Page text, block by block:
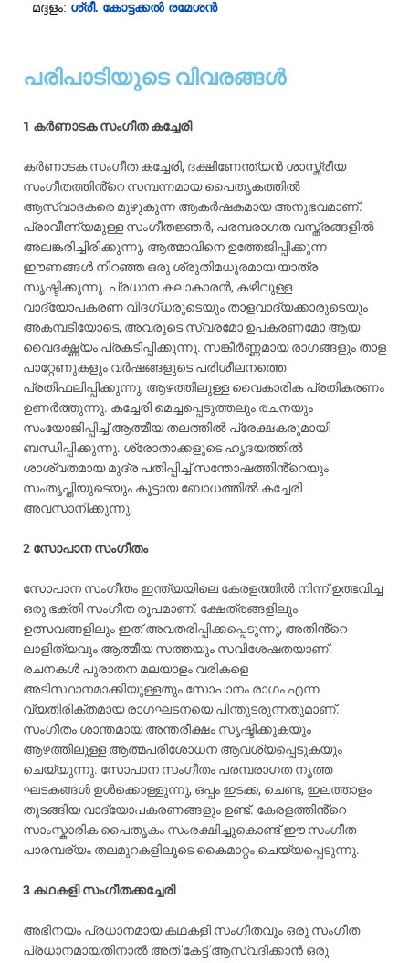
മദ്ദളം: ശ്രീ. കോട്ടക്കൽ രമേശൻ
പരിപാടിയുടെ വിവരങ്ങൾ
1 കർണാടക സംഗീത കച്ചേരി
കർണാടക സംഗീത കച്ചേരി, ദക്ഷിണേന്ത്യൻ ശാസ്ത്രീയ
സംഗീതത്തിൻ്റെ സമ്പന്നമായ പൈതൃകത്തിൽ
ആസ്വാദകരെ മുഴുകുന്ന ആകർഷകമായ അനുഭവമാണ്.
പ്രാവീണ്യമുള്ള സംഗീതജ്ഞർ, പരമ്പരാഗത വസ്ത്രങ്ങളിൽ
അലങ്കരിച്ചിരിക്കുന്നു, ആത്മാവിനെ ഉത്തേജിപ്പിക്കുന്ന
ഈണങ്ങൾ നിറഞ്ഞ ഒരു ശ്രുതിമധുരമായ യാത്ര
സൃഷ്ടിക്കുന്നു. പ്രധാന കലാകാരൻ, കഴിവുള്ള
വാദ്യോപകരണ വിദഗ്ധരുടെയും താളവാദ്യക്കാരുടെയും
അകമ്പടിയോടെ, അവരുടെ സ്വരമോ ഉപകരണമോ ആയ
വൈദഗ്ദ്ധ്യം പ്രകടിപ്പിക്കുന്നു. സങ്കീർണ്ണമായ രാഗങ്ങളും താള
പാറ്റേണുകളും വർഷങ്ങളുടെ പരിശീലനത്തെ
പ്രതിഫലിപ്പിക്കുന്നു, ആഴത്തിലുള്ള വൈകാരിക പ്രതികരണം
ഉണർത്തുന്നു. കച്ചേരി മെച്ചപ്പെടുത്തലും രചനയും
സംയോജിപ്പിച്ച് ആത്മീയ തലത്തിൽ പ്രേക്ഷകരുമായി
ബന്ധിപ്പിക്കുന്നു. ശ്രോതാക്കളുടെ ഹൃദയത്തിൽ
ശാശ്വതമായ മുദ്ര പതിപ്പിച്ച് സന്തോഷത്തിൻ്റെയും
സംതൃപ്തിയുടെയും കൂട്ടായ ബോധത്തിൽ കച്ചേരി
അവസാനിക്കുന്നു.
2 സോപാന സംഗീതം
സോപാന സംഗീതം ഇന്ത്യയിലെ കേരളത്തിൽ നിന്ന് ഉത്ഭവിച്ച
ഒരു ഭക്തി സംഗീത രൂപമാണ്. ക്ഷേത്രങ്ങളിലും
ഉത്സവങ്ങളിലും ഇത് അവതരിപ്പിക്കപ്പെടുന്നു, അതിൻ്റെ
ലാളിത്യവും ആത്മീയ സത്തയും സവിശേഷതയാണ്.
രചനകൾ പുരാതന മലയാളം വരികളെ
അടിസ്ഥാനമാക്കിയുള്ളതും സോപാനം രാഗം എന്ന
വ്യതിരിക്തമായ രാഗഘടനയെ പിന്തുടരുന്നതുമാണ്.
സംഗീതം ശാന്തമായ അന്തരീക്ഷം സൃഷ്ടിക്കുകയും
ആഴത്തിലുള്ള ആത്മപരിശോധന ആവശ്യപ്പെടുകയും
ചെയ്യുന്നു. സോപാന സംഗീതം പരമ്പരാഗത നൃത്ത
ഘടകങ്ങൾ ഉൾക്കൊള്ളുന്നു, ഒപ്പം ഇടക്ക, ചെണ്ട, ഇലത്താളം
തുടങ്ങിയ വാദ്യോപകരണങ്ങളും ഉണ്ട്. കേരളത്തിൻ്റെ
സാംസ്കാരിക പൈതൃകം സംരക്ഷിച്ചുകൊണ്ട് ഈ സംഗീത
പാരമ്പര്യം തലമുറകളിലൂടെ കൈമാറ്റം ചെയ്യപ്പെടുന്നു.
3 കഥകളി സംഗീതക്കച്ചേരി
അഭിനയം പ്രധാനമായ കഥകളി സംഗീതവും ഒരു സംഗീത
പ്രധാനമായതിനാൽ അത് കേട്ട് ആസ്വദിക്കാൻ ഒരു